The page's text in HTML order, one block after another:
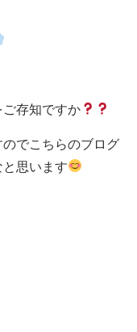
存知ですか
でこちらのブログ
思います